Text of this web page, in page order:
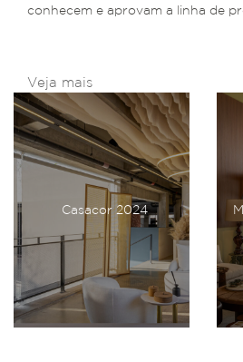
conhecem e aprovam a linha de
Veja mais
Casacor 2024